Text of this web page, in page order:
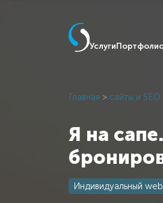
Услуги
Главная > сайты и SEO
Я на
Индивидуальный